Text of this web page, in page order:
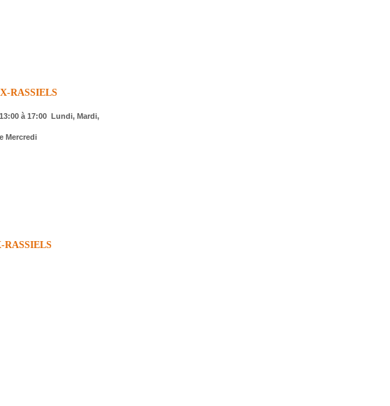
RASSIELS
à 17:00 Lundi, Mardi,
Mercredi
RASSIELS